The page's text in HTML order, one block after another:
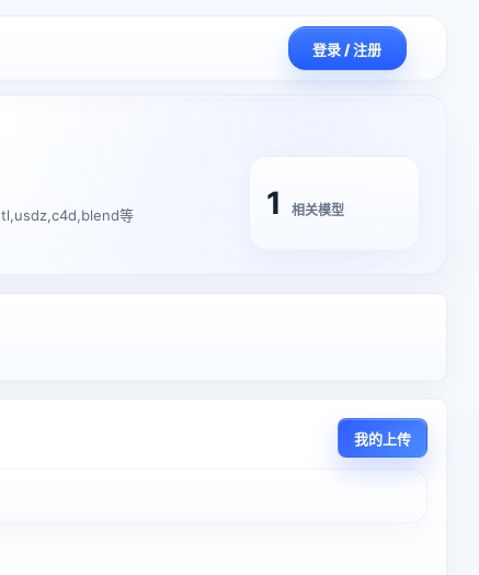
登录 / 注册
等
1 相关模型
我的上传